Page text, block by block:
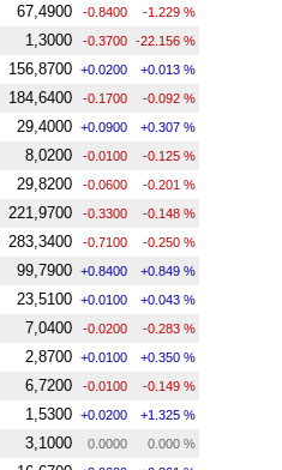
67,4900 -0.8400 -1.229 %
1,3000 -0.3700 -22.156 %
156,8700 +0.0200 +0.013 %
184,6400 -0.1700 -0.092 %
29,4000 +0.0900 +0.307 %
8,0200 -0.0100 -0.125 %
29,8200 -0.0600 -0.201 %
221,9700 -0.3300 -0.148 %
283,3400 -0.7100 -0.250 %
99,7900 +0.8400 +0.849 %
23,5100 +0.0100 +0.043 %
7,0400 -0.0200 -0.283 %
2,8700 +0.0100 +0.350 %
6,7200 -0.0100 -0.149 %
1,5300 +0.0200 +1.325 %
3,1000 0.0000 0.000 %